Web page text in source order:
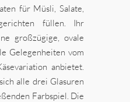
für Müsli, Salate,
füllen. Ihr
großzügige, ovale
Gelegenheiten vom
anbietet.
alle drei Glasuren
Farbspiel. Die